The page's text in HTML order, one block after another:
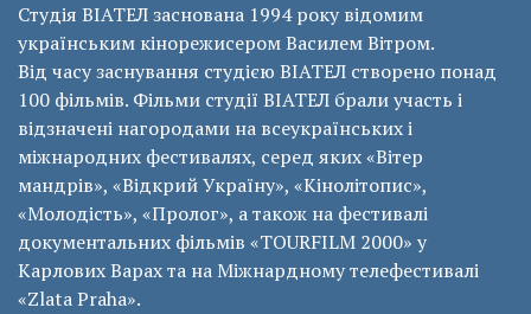
Студія ВІАТЕЛ заснована 1994 року відомим
українським кінорежисером Василем Вітром.
Від часу заснування студією ВІАТЕЛ створено понад
100 фільмів. Фільми студії ВІАТЕЛ брали участь і
відзначені нагородами на всеукраїнських і
міжнародних фестивалях, серед яких «Вітер
мандрів», «Відкрий Україну», «Кінолітопис»,
«Молодість», «Пролог», а також на фестивалі
документальних фільмів «ТОURFILM 2000» у
Карлових Варах та на Міжнардному телефестивалі
«Zlata Praha».